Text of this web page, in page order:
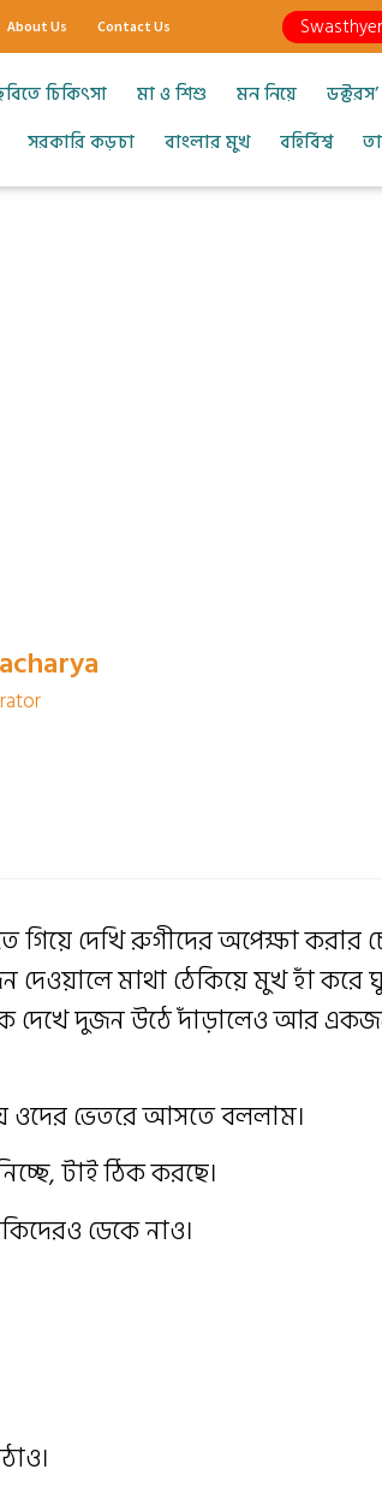
About Us Contact Us
চিকিৎসা মা ও শিশু মন নিয়ে
সরকারি কড়চা বাংলার মুখ বহির্বিশ্ব
গিয়ে দেখি রুগীদের অপেক্ষা করার
দেওয়ালে মাথা ঠেকিয়ে মুখ হাঁ করে
দেখে দুজন উঠে দাঁড়ালেও আর
ওদের ভেতরে আসতে বললাম।
টাই ঠিক করছে।
ডেকে নাও।